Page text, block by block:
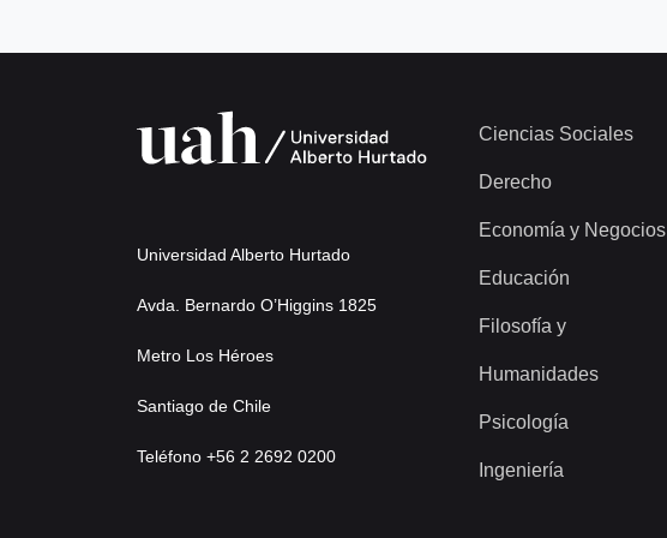
Universidad Alberto Hurtado
Avda. Bernardo O’Higgins 1825
Metro Los Héroes
Santiago de Chile
Teléfono +56 2 2692 0200
Ciencias Sociales
Derecho
Economía y Negocios
Educación
Filosofía y
Humanidades
Psicología
Ingeniería